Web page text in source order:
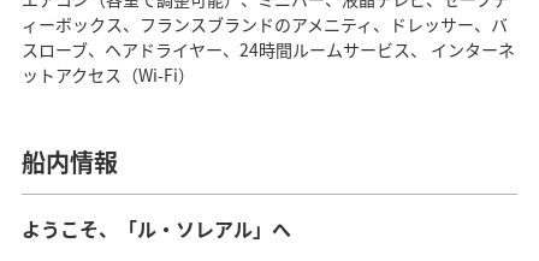
ィーボックス、フランスブランドのアメニティ、ドレッサー、バ
スローブ、ヘアドライヤー、24時間ルームサービス、 インターネ
ットアクセス（Wi-Fi）
船内情報
ようこそ、「ル・ソレアル」へ